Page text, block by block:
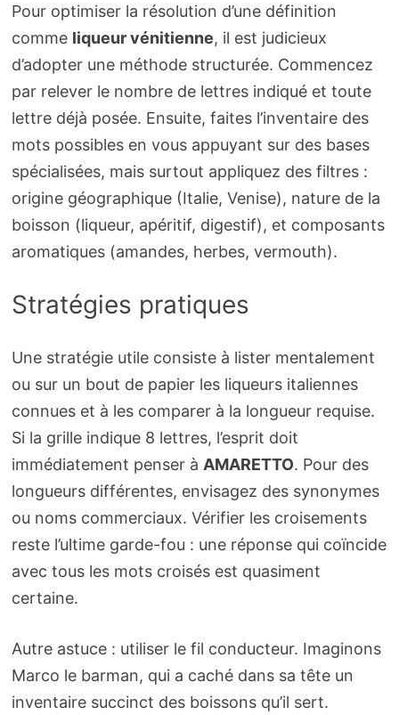
Pour optimiser la résolution d’une définition
comme liqueur vénitienne, il est judicieux
d’adopter une méthode structurée. Commencez
par relever le nombre de lettres indiqué et toute
lettre déjà posée. Ensuite, faites l’inventaire des
mots possibles en vous appuyant sur des bases
spécialisées, mais surtout appliquez des filtres :
origine géographique (Italie, Venise), nature de la
boisson (liqueur, apéritif, digestif), et composants
aromatiques (amandes, herbes, vermouth).
Stratégies pratiques
Une stratégie utile consiste à lister mentalement
ou sur un bout de papier les liqueurs italiennes
connues et à les comparer à la longueur requise.
Si la grille indique 8 lettres, l’esprit doit
immédiatement penser à AMARETTO. Pour des
longueurs différentes, envisagez des synonymes
ou noms commerciaux. Vérifier les croisements
reste l’ultime garde-fou : une réponse qui coïncide
avec tous les mots croisés est quasiment
certaine.
Autre astuce : utiliser le fil conducteur. Imaginons
Marco le barman, qui a caché dans sa tête un
inventaire succinct des boissons qu’il sert.